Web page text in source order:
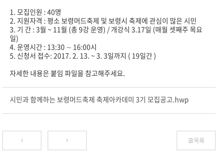
1. 모집인원 : 40명
2. 지원자격 : 평소 보령머드축제 및 보령시 축제에 관심이 많은 시민
3. 기 간 : 3월 ~ 11월 (총 9강 운영) / 개강식 3.17일 (매월 셋째주 목요
일)
4. 운영시간 : 13:30 ∼ 16:00시
5. 신청서 접수: 2017. 2. 13. ~ 3. 3일까지 ( 19일간 )
자세한 내용은 붙임 파일을 참고해주세요.
시민과 함께하는 보령머드축제 축제아카데미 3기 모집공고.hwp
목록